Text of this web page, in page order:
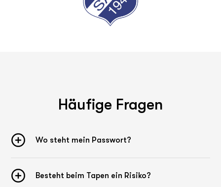
Häufige Fragen
Wo steht mein Passwort?
Besteht beim Tapen ein Risiko?